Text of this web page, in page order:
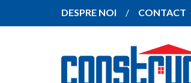
DESPRE NOI CONTACT